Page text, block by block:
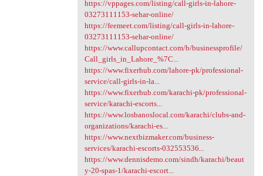
https://vppages.com/listing/call-girls-in-lahore-
03273111153-sehar-online/
https://feemeet.com/listing/call-girls-in-lahore-
03273111153-sehar-online/
https://www.callupcontact.com/b/businessprofile/
Call_girls_in_Lahore_%7C...
https://www.fixerhub.com/lahore-pk/professional-
service/call-girls-in-la...
https://www.fixerhub.com/karachi-pk/professional-
service/karachi-escorts...
https://www.losbanoslocal.com/karachi/clubs-and-
organizations/karachi-es...
https://www.nextbizmaker.com/business-
services/karachi-escorts-032553536...
https://www.dennisdemo.com/sindh/karachi/beaut
y-20-spas-1/karachi-escort...